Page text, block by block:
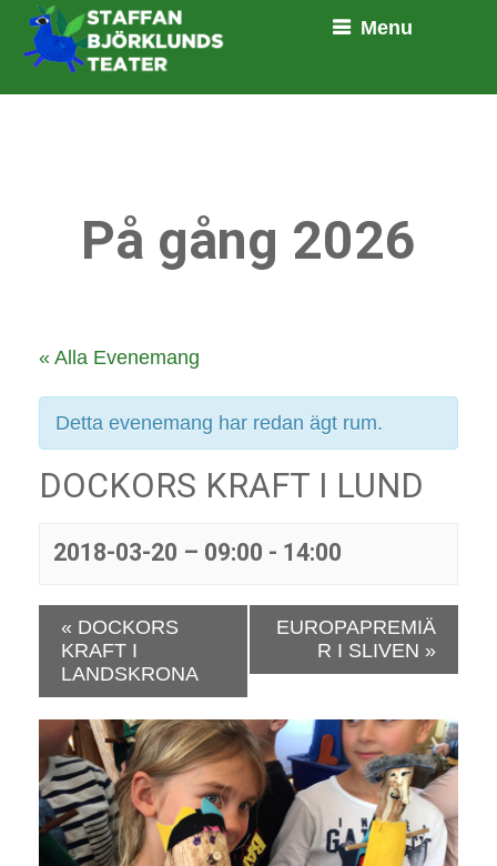
Menu
På gång 2026
« Alla Evenemang
Detta evenemang har redan ägt rum.
DOCKORS KRAFT I LUND
2018-03-20 – 09:00 - 14:00
n
e
m
a
n
g
« DOCKORS
KRAFT I
LANDSKRONA
EUROPAPREMIÄ
R I SLIVEN »